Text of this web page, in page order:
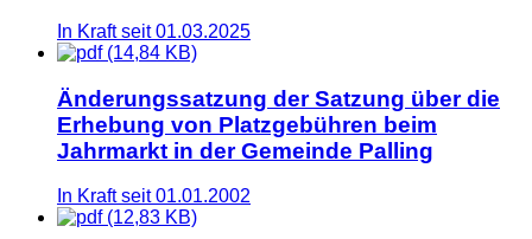
In Kraft seit 01.03.2025
(14,84 KB)
Änderungssatzung der Satzung über die
Erhebung von Platzgebühren beim
Jahrmarkt in der Gemeinde Palling
In Kraft seit 01.01.2002
(12,83 KB)